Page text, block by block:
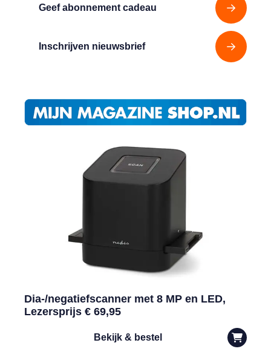
Geef abonnement cadeau
Inschrijven nieuwsbrief
Dia-/negatiefscanner met 8 MP en LED,
Lezersprijs € 69,95
Bekijk & bestel